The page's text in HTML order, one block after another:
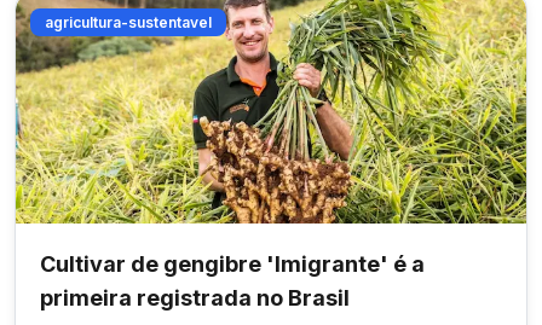
agricultura-sustentavel
Cultivar de gengibre 'Imigrante' é a
primeira registrada no Brasil